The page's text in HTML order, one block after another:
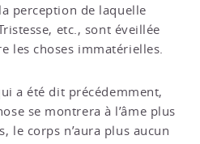
perception de laquelle
etc., sont éveillée
les choses immatérielles.
a été dit précédemment,
se montrera à l’âme plus
le corps n’aura plus aucun